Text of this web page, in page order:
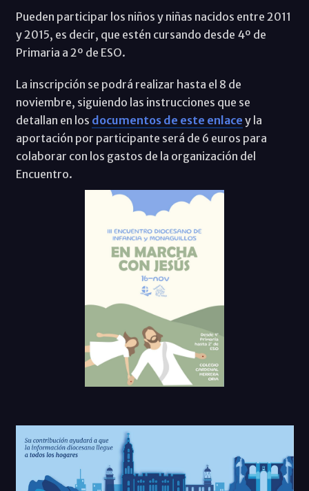
Pueden participar los niños y niñas nacidos entre 2011
y 2015, es decir, que estén cursando desde 4º de
Primaria a 2º de ESO.
La inscripción se podrá realizar hasta el 8 de
noviembre, siguiendo las instrucciones que se
detallan en los documentos de este enlace y la
aportación por participante será de 6 euros para
colaborar con los gastos de la organización del
Encuentro.